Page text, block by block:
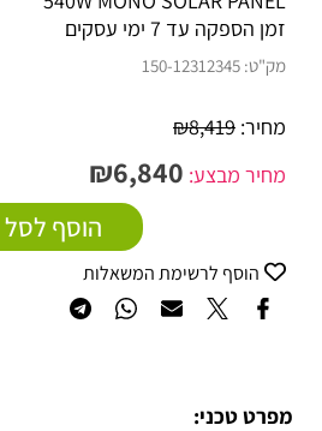
זמן הספקה עד 7 ימי עסקים
מק"ט: 150-12312345
מחיר: ₪8,419
מחיר מבצע:
₪6,840
הוסף לסל
הוסף לרשימת המשאלות
מפרט טכני: